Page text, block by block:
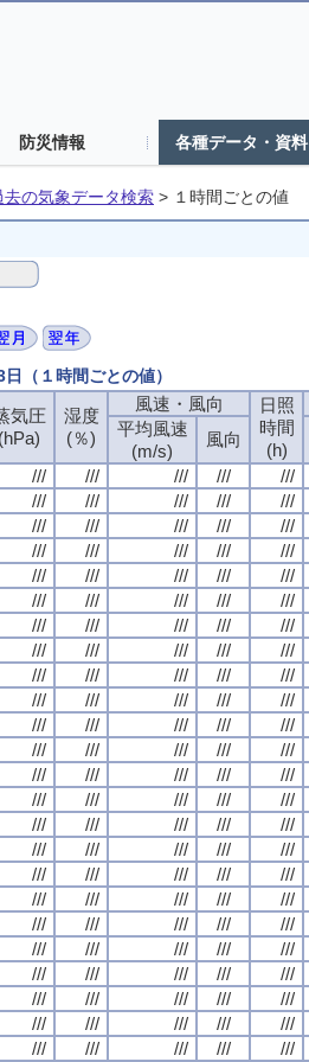
防災情報 各種データ・資料
去の気象データ検索 > １時間ごとの値
（１時間ごとの値）
気圧
(hPa)
湿度
(％)
風速・風向
日照
時間
(h)
平均風速
(m/s)
風向
/// /// /// /// ///
/// /// /// /// ///
/// /// /// /// ///
/// /// /// /// ///
/// /// /// /// ///
/// /// /// /// ///
/// /// /// /// ///
/// /// /// /// ///
/// /// /// /// ///
/// /// /// /// ///
/// /// /// /// ///
/// /// /// /// ///
/// /// /// /// ///
/// /// /// /// ///
/// /// /// /// ///
/// /// /// /// ///
/// /// /// /// ///
/// /// /// /// ///
/// /// /// /// ///
/// /// /// /// ///
/// /// /// /// ///
/// /// /// /// ///
/// /// /// /// ///
/// /// /// /// ///